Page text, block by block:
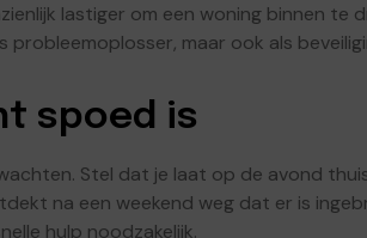
lastiger om een woning binnen te
probleemoplosser, maar ook als
spoed is
Stel dat je laat op de avond
na een weekend weg dat er is
hulp noodzakelijk.